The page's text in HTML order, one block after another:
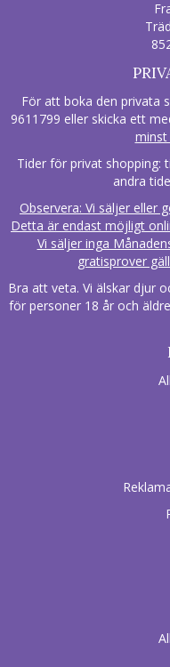
För att boka den privata
9611799 eller skicka ett
minst
Tider för privat shopping:
andra
Observera: Vi säljer eller
Detta är endast möjligt
Vi säljer inga
gratisprover
Bra att veta. Vi älskar djur
för personer 18 år och